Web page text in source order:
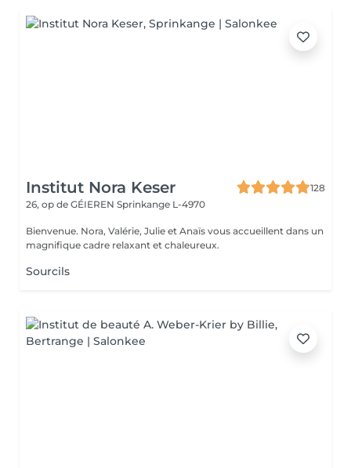
Institut Nora Keser
128
26, op de GÉIEREN Sprinkange L-4970
Bienvenue. Nora, Valérie, Julie et Anaïs vous accueillent dans un
magnifique cadre relaxant et chaleureux.
Sourcils